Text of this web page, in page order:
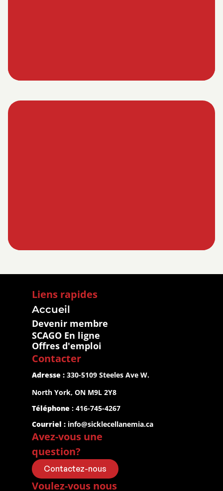
Liens rapides
Accueil
Devenir membre
SCAGO En ligne
Offres d'emploi
Contacter
Adresse : 330-5109 Steeles Ave W.
North York, ON M9L 2Y8
Téléphone : 416-745-4267
Courriel : info@sicklecellanemia.ca
Avez-vous une
question?
Contactez-nous
Voulez-vous nous